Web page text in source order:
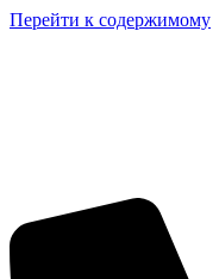
Перейти к содержимому